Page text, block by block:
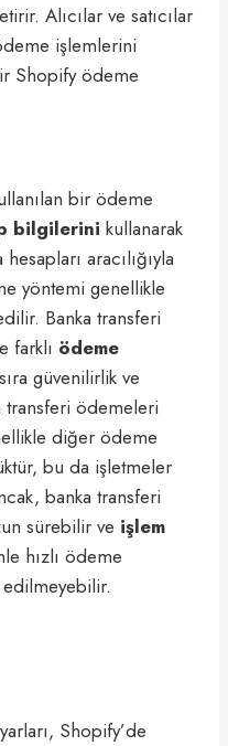
Alıcılar ve satıcılar
işlemlerini
Shopify ödeme
bir ödeme
bilgilerini kullanarak
aracılığıyla
yöntemi genellikle
Banka transferi
farklı ödeme
güvenilirlik ve
transferi ödemeleri
diğer ödeme
bu da işletmeler
banka transferi
sürebilir ve işlem
hızlı ödeme
Shopify’de